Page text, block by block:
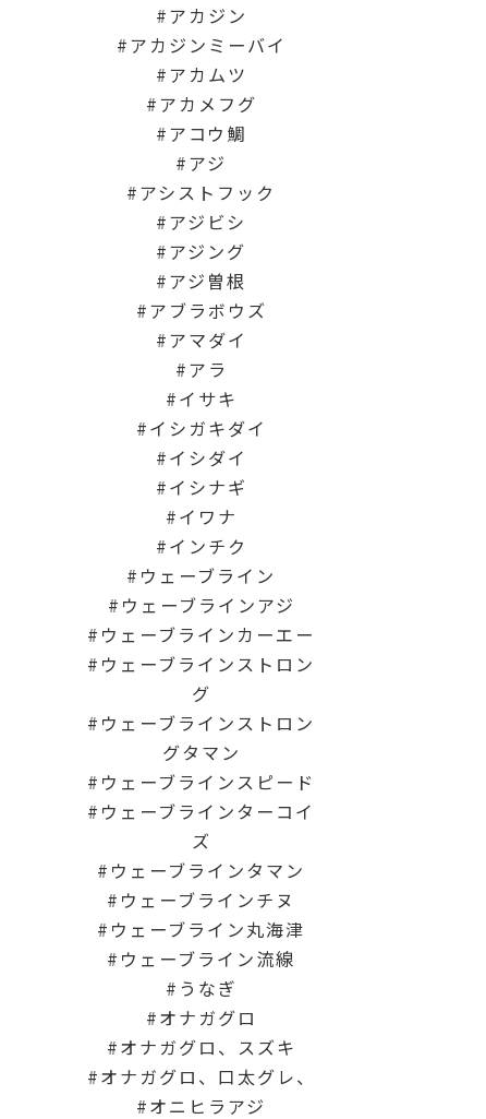
アカジン
アカジンミーバイ
アカムツ
アカメフグ
アコウ鯛
アジ
アシストフック
アジビシ
アジング
アジ曽根
アブラボウズ
アマダイ
アラ
イサキ
イシガキダイ
イシダイ
イシナギ
イワナ
インチク
ウェーブライン
ウェーブラインアジ
ウェーブラインカーエー
ウェーブラインストロン
グ
ウェーブラインストロン
グタマン
ウェーブラインスピード
ウェーブラインターコイ
ズ
ウェーブラインタマン
ウェーブラインチヌ
ウェーブライン丸海津
ウェーブライン流線
うなぎ
オナガグロ
オナガグロ、スズキ
オナガグロ、口太グレ、
オニヒラアジ